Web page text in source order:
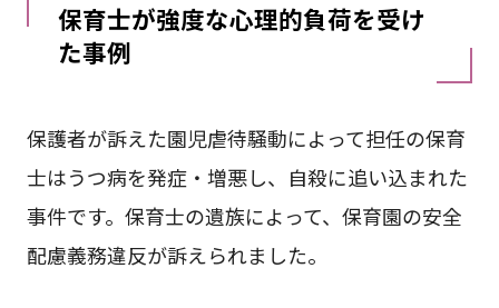
保育士が強度な心理的負荷を受け
た事例
保護者が訴えた園児虐待騒動によって担任の保育
士はうつ病を発症・増悪し、自殺に追い込まれた
事件です。保育士の遺族によって、保育園の安全
配慮義務違反が訴えられました。